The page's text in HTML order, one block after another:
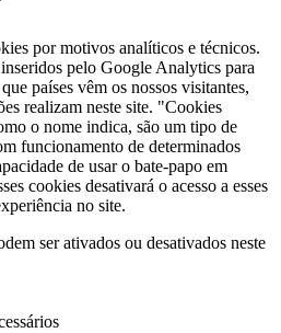
por motivos analíticos e técnicos.
pelo Google Analytics para
países vêm os nossos visitantes,
realizam neste site. "Cookies
o nome indica, são um tipo de
funcionamento de determinados
de usar o bate-papo em
cookies desativará o acesso a esses
no site.
ser ativados ou desativados neste